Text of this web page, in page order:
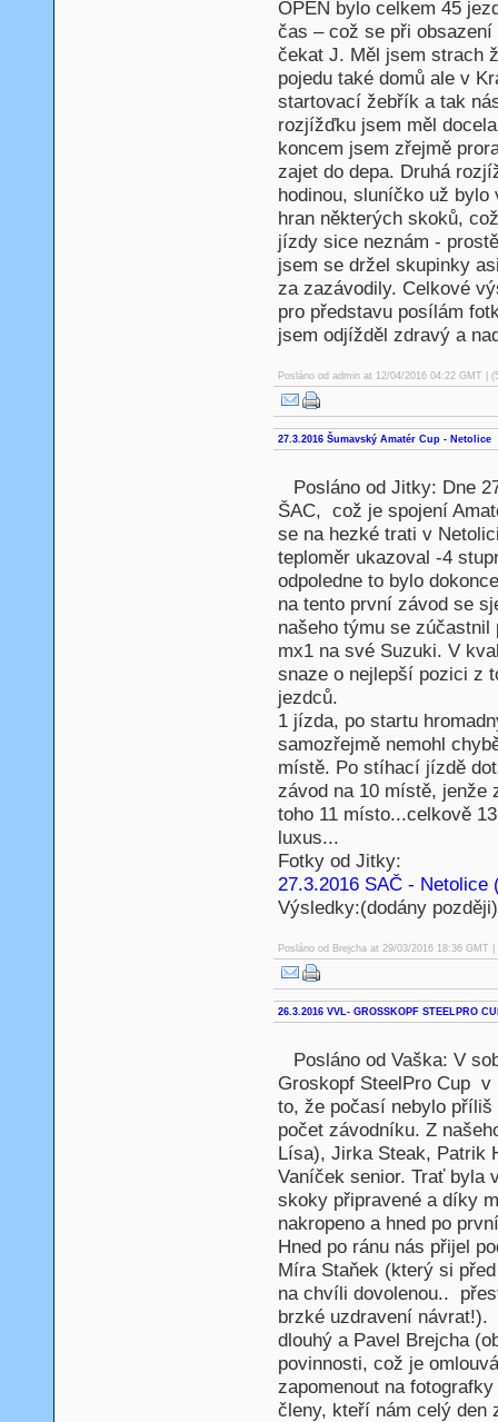
OPEN bylo celkem 45
čas – což se při
čekat J. Měl jsem strach
pojedu také domů ale v
startovací žebřík a tak
rozjížďku jsem měl
koncem jsem zřejmě
zajet do depa. Druhá
hodinou, sluníčko už
hran některých skoků,
jízdy sice neznám -
jsem se držel skupinky
za zazávodily. Celkové
pro představu posílám
jsem odjížděl zdravý a
Posláno od adminat 12/04/2016 04:22 GMT |
27.3.2016 Šumavský Amatér Cup - Netolice
Posláno od Jitky: Dne
ŠAC, což je spojení
se na hezké trati v
teploměr ukazoval -4
odpoledne to bylo
na tento první závod se
našeho týmu se
mx1 na své Suzuki. V
snaze o nejlepší pozici z
jezdců.
1 jízda, po startu
samozřejmě nemohl
místě. Po stíhací jízdě
závod na 10 místě,
toho 11 místo...celkově
luxus...
Fotky od Jitky:
27.3.2016 SAČ - Netolice
Výsledky:(dodány později)
Posláno od Brejchaat 29/03/2016 18:36 GMT |
26.3.2016 VVL- GROSSKOPF STEELPRO
Posláno od Vaška: V
Groskopf SteelPro Cup
to, že počasí nebylo
počet závodníku. Z
Lísa), Jirka Steak, Patrik
Vaníček senior. Trať byla
skoky připravené a díky
nakropeno a hned po
Hned po ránu nás přijel
Míra Staňek (který si
na chvíli dovolenou..
brzké uzdravení
dlouhý a Pavel Brejcha
povinnosti, což je
zapomenout na
členy, kteří nám celý den